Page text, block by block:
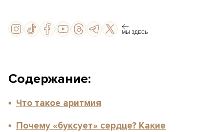
МЫ ЗДЕСЬ
Содержание:
Что такое аритмия
Почему «буксует» сердце? Какие